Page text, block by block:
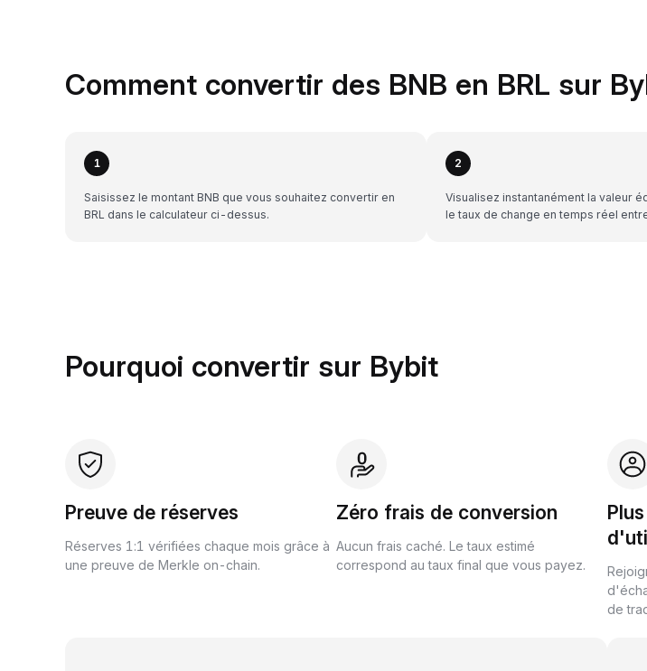
Comment convertir des BNB en BRL sur
1
Saisissez le montant BNB que vous souhaitez convertir en
BRL dans le calculateur ci-dessus.
2
Visualisez instantanément la valeur
le taux de change en temps réel
Pourquoi convertir sur Bybit
Preuve de réserves
Réserves 1:1 vérifiées chaque mois grâce à
une preuve de Merkle on-chain.
Zéro frais de conversion
Aucun frais caché. Le taux estimé
correspond au taux final que vous payez.
de